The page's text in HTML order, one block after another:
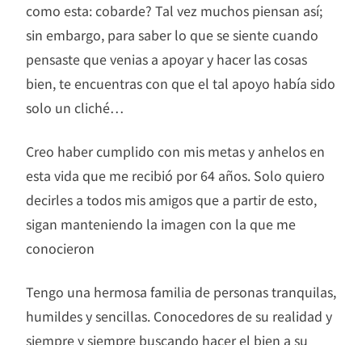
como esta: cobarde? Tal vez muchos piensan así;
sin embargo, para saber lo que se siente cuando
pensaste que venias a apoyar y hacer las cosas
bien, te encuentras con que el tal apoyo había sido
solo un cliché…
Creo haber cumplido con mis metas y anhelos en
esta vida que me recibió por 64 años. Solo quiero
decirles a todos mis amigos que a partir de esto,
sigan manteniendo la imagen con la que me
conocieron
Tengo una hermosa familia de personas tranquilas,
humildes y sencillas. Conocedores de su realidad y
siempre y siempre buscando hacer el bien a su